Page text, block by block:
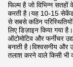
फिल्म है जो विभिन्न
करती है।यह 10-15
से सबसे कठिन
लिए डिज़ाइन किया गया
ऑटोमोटिव और फर्नीचर
बनाती है।विश्वसनीय और
तलाश करने वाले किसी भी